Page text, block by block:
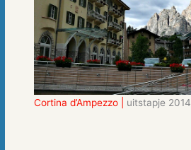
Cortina d’Ampezzo | uitstapje 2014